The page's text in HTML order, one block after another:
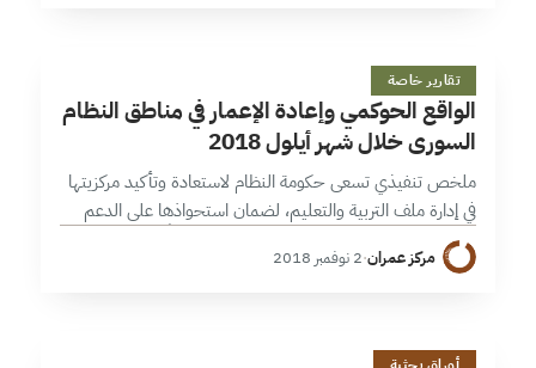
ا
32 دقائق
تقارير خاصة
الواقع الحوكمي وإعادة الإعمار في مناطق النظام
السوري خلال شهر أيلول 2018
ملخص تنفيذي تسعى حكومة النظام لاستعادة وتأكيد مركزيتها
في إدارة ملف التربية والتعليم، لضمان استحواذها على الدعم
الأممي ونشر توجهاتها، وفي مسعاها تواجه تحدياً في مناطق
الإدارة الذاتية، في حين…
مركز عمران·2 نوفمبر 2018
33 دقائق